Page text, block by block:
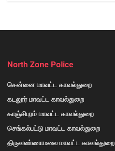
North Zone Police
சென்னை மாவட்ட காவல்துறை
கடலூர் மாவட்ட காவல்துறை
காஞ்சிபுரம் மாவட்ட காவல்துறை
செங்கல்பட்டு மாவட்ட காவல்துறை
திருவண்ணாமலை மாவட்ட காவல்துறை